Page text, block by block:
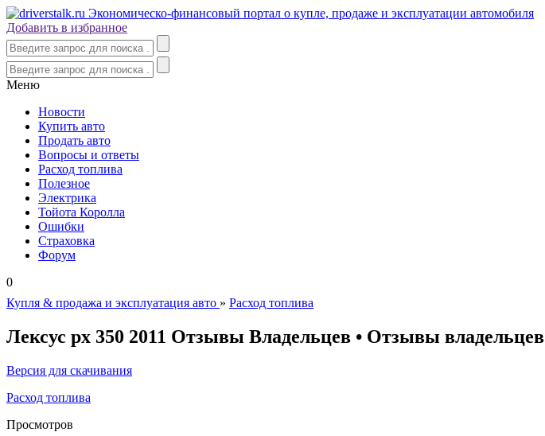
Добавить в избранное
Меню
Новости
Купить авто
Продать авто
Вопросы и ответы
Расход топлива
Полезное
Электрика
Тойота Королла
Ошибки
Страховка
Форум
0
Купля & продажа и эксплуатация авто » Расход топлива
Лексус рх 350 2011 Отзывы Владельцев • Отзывы владельцев
Версия для скачивания
Расход топлива
Просмотров